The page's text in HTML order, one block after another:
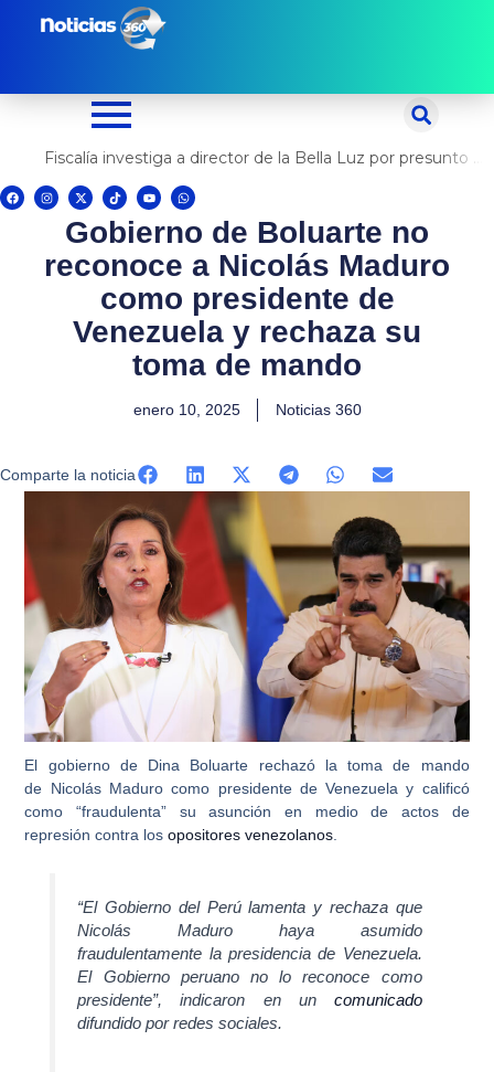
Fiscalía investiga a director de la Bella Luz por presunto abuso contra cantante Naldy Saldaña
F
a
c
I
n
s
r
a
X
-
t
w
i
t
e
T
i
k
t
o
Y
o
u
t
u
e
W
h
a
t
s
p
p
Gobierno de Boluarte no
reconoce a Nicolás Maduro
como presidente de
Venezuela y rechaza su
toma de mando
enero 10, 2025 Noticias 360
Comparte la noticia
El gobierno de Dina Boluarte rechazó la toma de mando
de Nicolás Maduro como presidente de Venezuela y calificó
como “fraudulenta” su asunción en medio de actos de
represión contra losopositores venezolanos
“El Gobierno del Perú lamenta y rechaza que
Nicolás Maduro haya asumido
fraudulentamente la presidencia de Venezuela.
El Gobierno peruano no lo reconoce como
presidente”, indicaron en un comunicado
difundido por redes sociales.